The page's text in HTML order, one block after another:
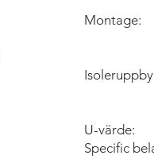
U-
Specific